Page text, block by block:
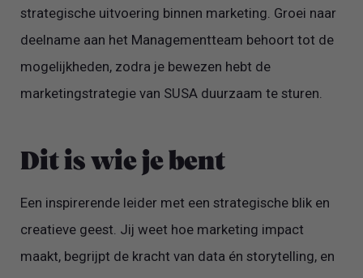
strategische uitvoering binnen marketing. Groei naar
deelname aan het Managementteam behoort tot de
mogelijkheden, zodra je bewezen hebt de
marketingstrategie van SUSA duurzaam te sturen.
Dit is wie je bent
Een inspirerende leider met een strategische blik en
creatieve geest. Jij weet hoe marketing impact
maakt, begrijpt de kracht van data én storytelling, en